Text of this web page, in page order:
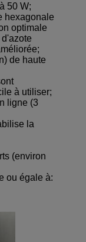
50 W;
hexagonale
optimale
de haute
à utiliser;
ligne (3
la
(environ
ou égale à: